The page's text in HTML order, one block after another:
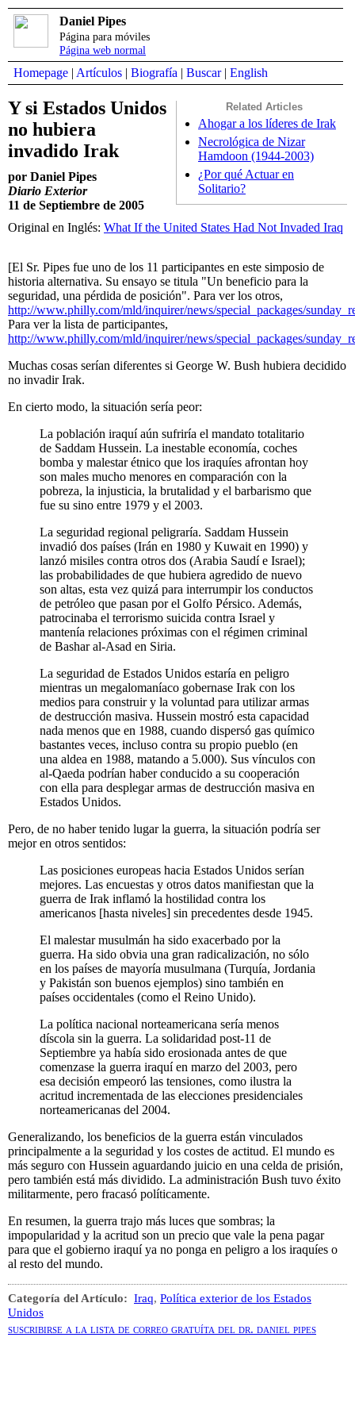
Daniel Pipes
Página para móviles
Página web normal
Homepage | Artículos | Biografía | Buscar| English
Related Articles
Ahogar a los líderes de Irak
Necrológica de Nizar
Hamdoon (1944-2003)
¿Por qué Actuar en
Solitario?
Y si Estados Unidos
no hubiera
invadido Irak
por Daniel Pipes
Diario Exterior
11 de Septiembre de 2005
Original en Inglés: What If the United States Had Not Invaded Iraq
[El Sr. Pipes fue uno de los 11 participantes en este simposio de
historia alternativa. Su ensayo se titula "Un beneficio para la
seguridad, una pérdida de posición". Para ver los otros,
http://www.philly.com/mld/inquirer/news/special_packages/
Para ver la lista de participantes,
http://www.philly.com/mld/inquirer/news/special_packages/
Muchas cosas serían diferentes si George W. Bush hubiera decidido
no invadir Irak.
En cierto modo, la situación sería peor:
La población iraquí aún sufriría el mandato totalitario
de Saddam Hussein. La inestable economía, coches
bomba y malestar étnico que los iraquíes afrontan hoy
son males mucho menores en comparación con la
pobreza, la injusticia, la brutalidad y el barbarismo que
fue su sino entre 1979 y el 2003.
La seguridad regional peligraría. Saddam Hussein
invadió dos países (Irán en 1980 y Kuwait en 1990) y
lanzó misiles contra otros dos (Arabia Saudí e Israel);
las probabilidades de que hubiera agredido de nuevo
son altas, esta vez quizá para interrumpir los conductos
de petróleo que pasan por el Golfo Pérsico. Además,
patrocinaba el terrorismo suicida contra Israel y
mantenía relaciones próximas con el régimen criminal
de Bashar al-Asad en Siria.
La seguridad de Estados Unidos estaría en peligro
mientras un megalomaníaco gobernase Irak con los
medios para construir y la voluntad para utilizar armas
de destrucción masiva. Hussein mostró esta capacidad
nada menos que en 1988, cuando dispersó gas químico
bastantes veces, incluso contra su propio pueblo (en
una aldea en 1988, matando a 5.000). Sus vínculos con
al-Qaeda podrían haber conducido a su cooperación
con ella para desplegar armas de destrucción masiva en
Estados Unidos.
Pero, de no haber tenido lugar la guerra, la situación podría ser
mejor en otros sentidos:
Las posiciones europeas hacia Estados Unidos serían
mejores. Las encuestas y otros datos manifiestan que la
guerra de Irak inflamó la hostilidad contra los
americanos [hasta niveles] sin precedentes desde 1945.
El malestar musulmán ha sido exacerbado por la
guerra. Ha sido obvia una gran radicalización, no sólo
en los países de mayoría musulmana (Turquía, Jordania
y Pakistán son buenos ejemplos) sino también en
países occidentales (como el Reino Unido).
La política nacional norteamericana sería menos
díscola sin la guerra. La solidaridad post-11 de
Septiembre ya había sido erosionada antes de que
comenzase la guerra iraquí en marzo del 2003, pero
esa decisión empeoró las tensiones, como ilustra la
acritud incrementada de las elecciones presidenciales
norteamericanas del 2004.
Generalizando, los beneficios de la guerra están vinculados
principalmente a la seguridad y los costes de actitud. El mundo es
más seguro con Hussein aguardando juicio en una celda de prisión,
pero también está más dividido. La administración Bush tuvo éxito
militarmente, pero fracasó políticamente.
En resumen, la guerra trajo más luces que sombras; la
impopularidad y la acritud son un precio que vale la pena pagar
para que el gobierno iraquí ya no ponga en peligro a los iraquíes o
al resto del mundo.
Categoría del Artículo: Iraq, Política exterior de los Estados
Unidos
suscribirse a la lista de correo gratuíta del dr. daniel pipes